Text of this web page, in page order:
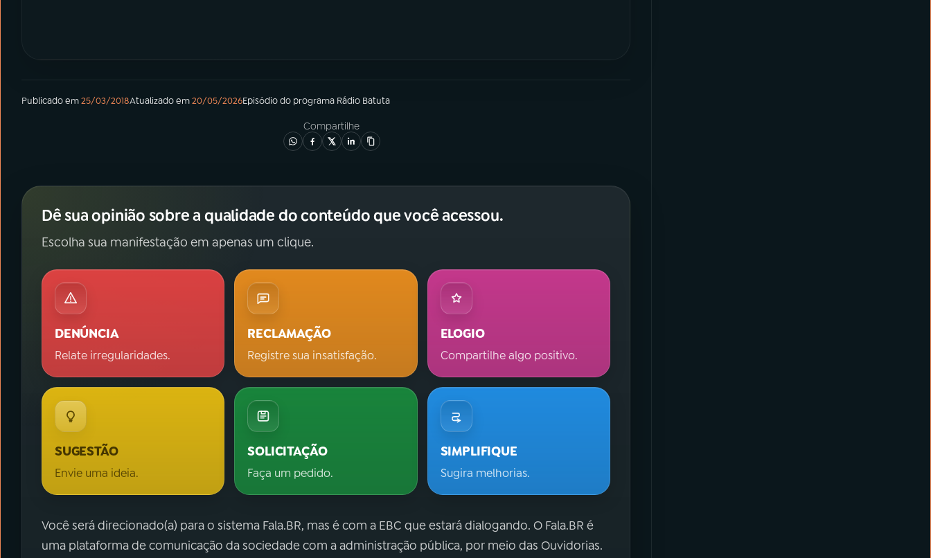
Publicado em25/03/2018Atualizado em20/05/2026Episódiodo programa Rádio Batuta
Compartilhe
Dê sua opinião sobre a qualidade do conteúdo que você acessou.
Escolha sua manifestação em apenas um clique.
DENÚNCIA
Relate irregularidades.
RECLAMAÇÃO
Registre sua insatisfação.
ELOGIO
Compartilhe algo positivo.
SUGESTÃO
Envie uma ideia.
SOLICITAÇÃO
Faça um pedido.
SIMPLIFIQUE
Sugira melhorias.
Você será direcionado(a) para o sistema Fala.BR, mas é com a EBC que estará dialogando. O Fala.BR é
uma plataforma de comunicação da sociedade com a administração pública, por meio das Ouvidorias.